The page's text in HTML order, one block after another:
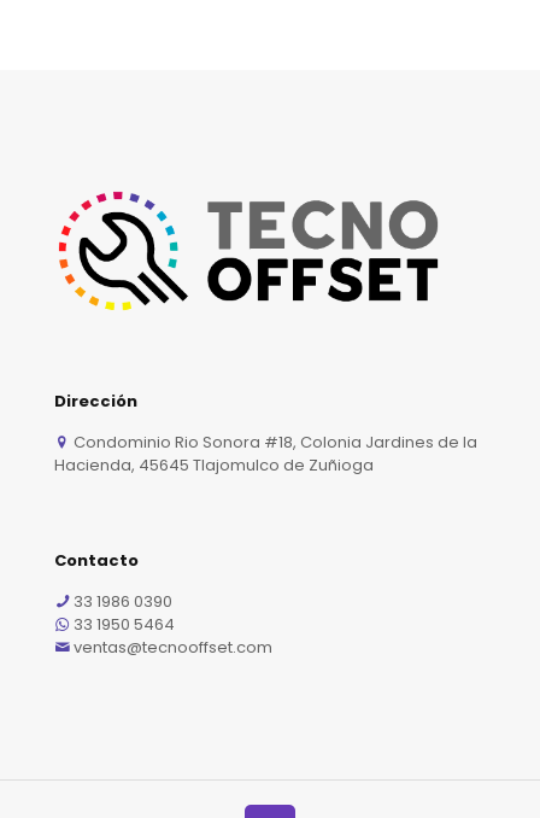
Dirección
Condominio Rio Sonora #18, Colonia Jardines de la
Hacienda, 45645 Tlajomulco de Zuñioga
Contacto
33 1986 0390
33 1950 5464
ventas@tecnooffset.com